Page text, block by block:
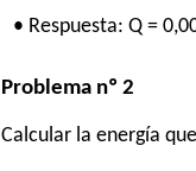
• Respuesta: Q =
Problema nº 2
Calcular la energía